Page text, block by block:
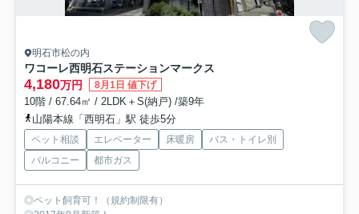
明石市松の内
ワコーレ西明石ステーションマークス
4,180万円 8月1日 値下げ
10階 / 67.64㎡ / 2LDK＋S(納戸) /築9年
山陽本線「西明石」駅 徒歩5分
ペット相談 エレベーター 床暖房
バス・トイレ別
バルコニー
都市ガス
◎ペット飼育可！（規約制限有）